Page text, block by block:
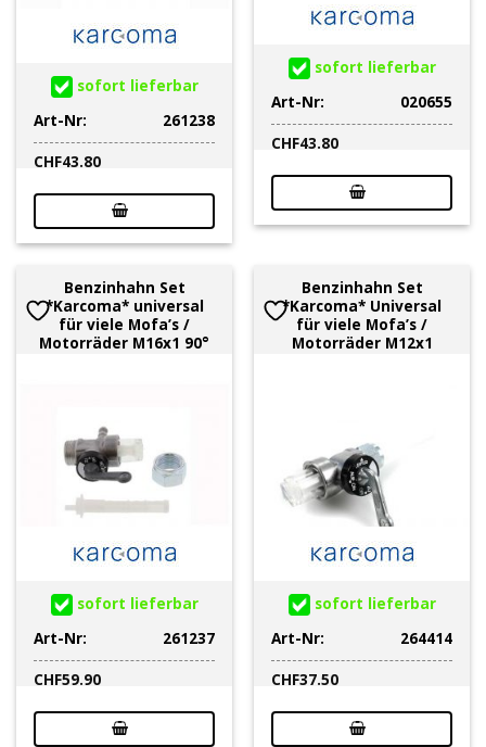
sofort lieferbar
Art-Nr:
261238
CHF43.80
sofort lieferbar
Art-Nr:
020655
CHF43.80
Benzinhahn Set
*Karcoma* universal
für viele Mofa’s /
Motorräder M16x1 90°
sofort lieferbar
Art-Nr:
261237
CHF59.90
Benzinhahn Set
*Karcoma* Universal
für viele Mofa’s /
Motorräder M12x1
sofort lieferbar
Art-Nr:
264414
CHF37.50